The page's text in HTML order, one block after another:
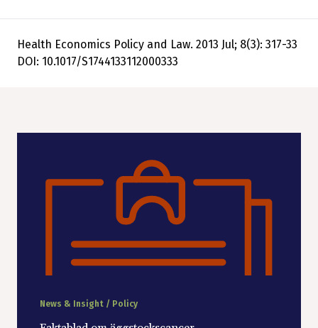
Health Economics Policy and Law. 2013 Jul; 8(3): 317-33
DOI: 10.1017/S1744133112000333
News & Insight / Policy